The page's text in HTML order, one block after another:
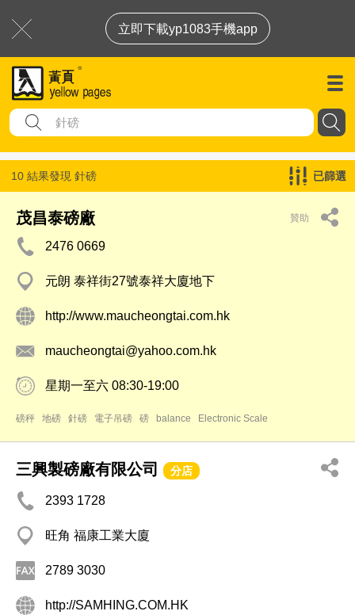
立即下載yp1083手機app
10 結果發現 針磅 已篩選
茂昌泰磅廠 贊助
2476 0669
元朗 泰祥街27號泰祥大廈地下
http://www.maucheongtai.com.hk
maucheongtai@yahoo.com.hk
星期一至六 08:30-19:00
磅秤 地磅 針磅 電子吊磅 磅 balance Electronic Scale
三興製磅廠有限公司 分店
2393 1728
旺角 福康工業大廈
2789 3030
http://SAMHING.COM.HK